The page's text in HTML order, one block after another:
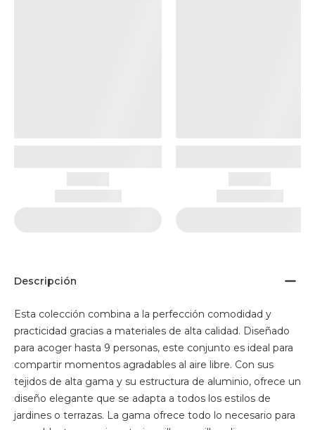
Descripción
Esta colección combina a la perfección comodidad y
practicidad gracias a materiales de alta calidad. Diseñado
para acoger hasta 9 personas, este conjunto es ideal para
compartir momentos agradables al aire libre. Con sus
tejidos de alta gama y su estructura de aluminio, ofrece un
diseño elegante que se adapta a todos los estilos de
jardines o terrazas. La gama ofrece todo lo necesario para